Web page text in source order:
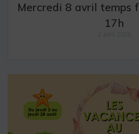
Mercredi 8 avril temps
17h